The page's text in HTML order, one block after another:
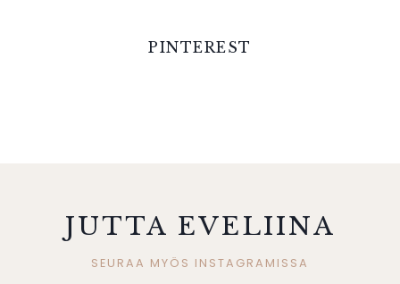
PINTEREST
JUTTA EVELIINA
SEURAA MYÖS INSTAGRAMISSA